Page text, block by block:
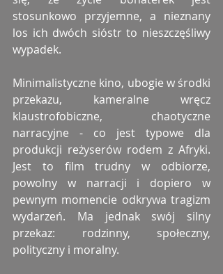
stosunkowo przyjemne, a nieznany
los ich dwóch sióstr to nieszczęśliwy
wypadek.
Minimalistyczne kino, ubogie w środki
przekazu, kameralne wręcz
klaustrofobiczne, chaotyczne
narracyjne - co jest typowe dla
produkcji reżyserów rodem z Afryki.
Jest to film trudny w odbiorze,
powolny w narracji i dopiero w
pewnym momencie odkrywa tragizm
wydarzeń. Ma jednak swój silny
przekaz: rodzinny, społeczny,
polityczny i moralny.